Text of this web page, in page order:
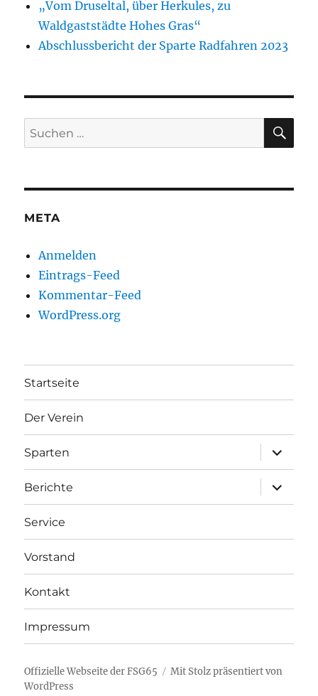
„Vom Druseltal, über Herkules, zu
Waldgaststädte Hohes Gras“
Abschlussbericht der Sparte Radfahren 2023
Suche
nach:
META
Anmelden
Eintrags-Feed
Kommentar-Feed
WordPress.org
Startseite
Der Verein
Sparten
anzeigen
Berichte
anzeigen
Service
Vorstand
Kontakt
Impressum
Offizielle Webseite der FSG65
Mit Stolz präsentiert von
WordPress